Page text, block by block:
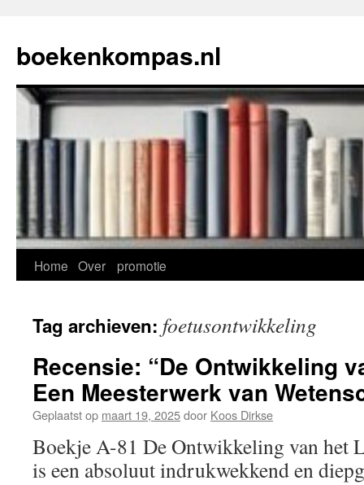
de
inhoud
boekenkompas.nl
Home Over promotie
Tag archieven: foetusontwikkeling
Recensie: “De Ontwikkeling
Een Meesterwerk van
Geplaatst op maart 19, 2025door Koos Dirkse
Boekje A-81 De Ontwikkeling van het
is een absoluut indrukwekkend en